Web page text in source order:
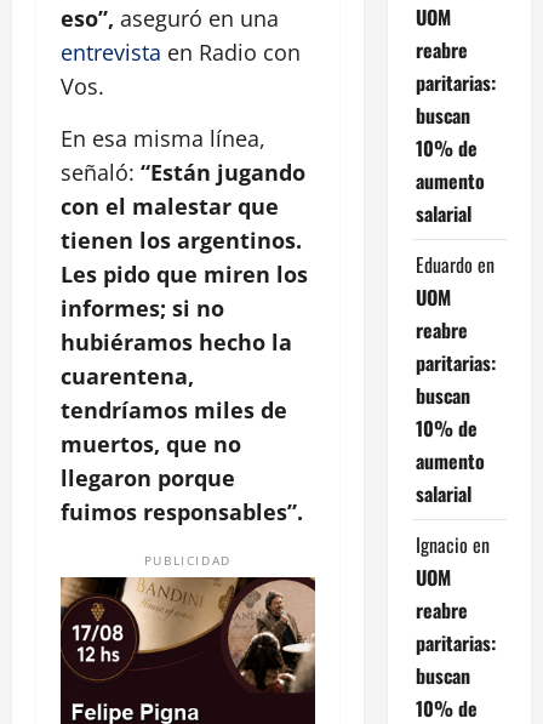
eso”, aseguró en una
entrevista en Radio con
Vos.
En esa misma línea,
señaló: “Están jugando
con el malestar que
tienen los argentinos.
Les pido que miren los
informes; si no
hubiéramos hecho la
cuarentena,
tendríamos miles de
muertos, que no
llegaron porque
fuimos responsables”.
PUBLICIDAD
UOM
reabre
paritarias:
buscan
10% de
aumento
salarial
Eduardo en
UOM
reabre
paritarias:
buscan
10% de
aumento
salarial
Ignacio en
UOM
reabre
paritarias:
buscan
10% de